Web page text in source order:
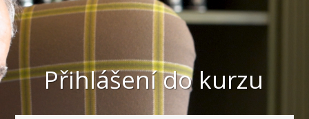
Přihlášení do kurzu